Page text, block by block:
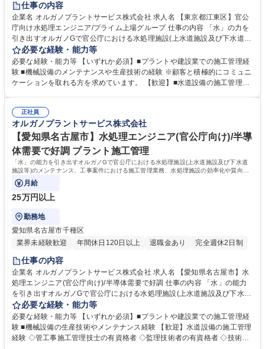
仕事の内容
企業名 オルガノプラントサービス株式会社 求人名 【東京都江東区】官公
庁向け水処理エンジニア/プライム上場グループ 仕事の内容 「水」の力を
引き出すオルガノGで官公庁における水処理施設(上水道施設及び下水道施
設等)のメンテナンス、工事案件における施工管理業務、水処理施設の効
率化や質向上、新施設の企画・提案もご担当いただきます。 高度経済成長
期に普及した全国の多くの上下水道施設が老朽化、更新時期を迎えていま
す。はじめはこれまでのご経験を踏まえて業務をお任せし、徐々に様々な
業務(工程/品質/安全/コスト等)※建物の改変を伴う業務は含まない 募集職
種 【東京都江東区】官公庁向け水処理エンジニア/プライム上場グループ
必要な経験・能力等
必要な経験・能力等 【いずれか必須】■プラントや建設業での施工管理経
験 ■機械設備のメンテナンスや生産技術の経験 ※顧客と積極的にコミュニ
ケーションを取れる方を求めています。 【歓迎】■水道設備の施工管理等
世界トップレベルの技術で生み出す「超純水」でエレクトロニクスの発展
を支えています。工場で使われた排水を再び「超純水」のレベルまで磨き
上げる。オルガノグループは「水」に秘められた能力を引き出し、産業と
社会の未来を拓いていきます。 学歴・資格 学歴：大学院 大学 高専 短大
専修学校 高校 語学力： 資格：第一種運転免許普通自動車
正社員
オルガノプラントサービス株式会社
【愛知県名古屋市】水処理エンジニア(官公庁向け)/半導
体需要で好調 プラント施工管理
「水」の能力を引き出すオルガノGで官公庁における水処理施設(上水道施設及び下水道
施設等)のメンテナンス、工事案件における施工管理業務、水処理施設の効率化や質向
上、新施設の企画・提案もお任せします。
月給
25万円以上
勤務地
愛知県名古屋市千種区
業界未経験歓迎
年間休日120日以上 退職金あり 完全週休2日制
仕事の内容
企業名 オルガノプラントサービス株式会社 求人名 【愛知県名古屋市】水
処理エンジニア(官公庁向け)/半導体需要で好調 仕事の内容 「水」の能力
を引き出すオルガノGで官公庁における水処理施設(上水道施設及び下水道
施設等)のメンテナンス、工事案件における施工管理業務、水処理施設の
効率化や質向上、新施設の企画・提案もお任せします。 高度経済成長期に
普及した全国の多くの上下水道施設が老朽化、更新時期を迎えています。
はじめはこれまでのご経験を踏まえて業務をお任せし、徐々に様々な領域
必要な経験・能力等
必要な経験・能力等 【いずれか必須】■プラントや建設業での施工管理経
験 ■機械設備の生産技術やメンテナンス経験 【歓迎】水道設備の施工管理
経験 ◇管工事施工管理技士の有資格者 ◇監理技術者の有資格者 ◇技術士